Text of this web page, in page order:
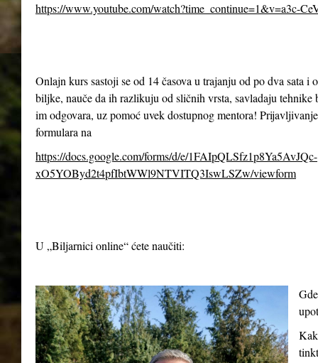
https://www.youtube.com/watch?time_continue=1&v=a3c-
Onlajn kurs sastoji se od 14 časova u trajanju od po dva sata
biljke, nauče da ih razlikuju od sličnih vrsta, savladaju
im odgovara, uz pomoć uvek dostupnog mentora!
formulara na
https://docs.google.com/forms/d/e/1FAIpQLSfz1p8Ya5AvJQc-
xO5YOByd2t4pfIbtWWl9NTVITQ3IswLSZw/viewform
U „Biljarnici online“ ćete naučiti: